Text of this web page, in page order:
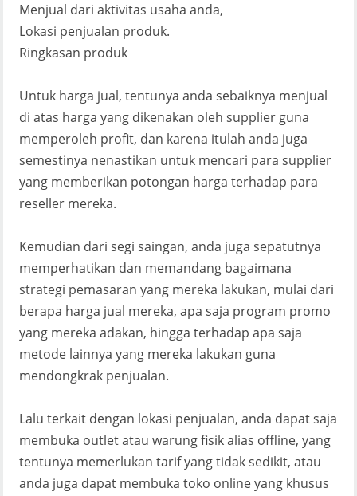
Menjual dari aktivitas usaha anda,
Lokasi penjualan produk.
Ringkasan produk
Untuk harga jual, tentunya anda sebaiknya menjual
di atas harga yang dikenakan oleh supplier guna
memperoleh profit, dan karena itulah anda juga
semestinya nenastikan untuk mencari para supplier
yang memberikan potongan harga terhadap para
reseller mereka.
Kemudian dari segi saingan, anda juga sepatutnya
memperhatikan dan memandang bagaimana
strategi pemasaran yang mereka lakukan, mulai dari
berapa harga jual mereka, apa saja program promo
yang mereka adakan, hingga terhadap apa saja
metode lainnya yang mereka lakukan guna
mendongkrak penjualan.
Lalu terkait dengan lokasi penjualan, anda dapat saja
membuka outlet atau warung fisik alias offline, yang
tentunya memerlukan tarif yang tidak sedikit, atau
anda juga dapat membuka toko online yang khusus